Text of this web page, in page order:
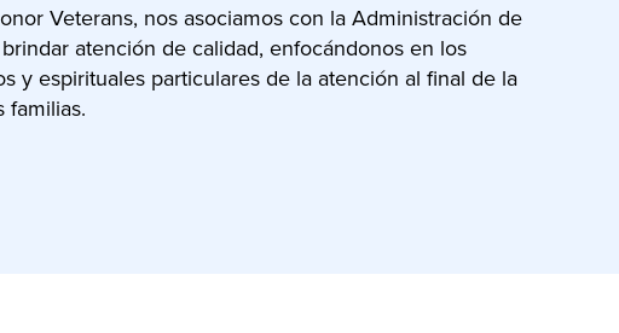
Veterans, nos asociamos con la Administración de
atención de calidad, enfocándonos en los
y espirituales particulares de la atención al final de la
familias.